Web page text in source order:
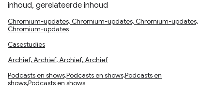
inhoud, gerelateerde inhoud
Chromium-updates, Chromium-updates, Chromium-updates,
Chromium-updates
Casestudies
Archief, Archief, Archief, Archief
Podcasts en shows,Podcasts en shows,Podcasts en
shows,Podcasts en shows